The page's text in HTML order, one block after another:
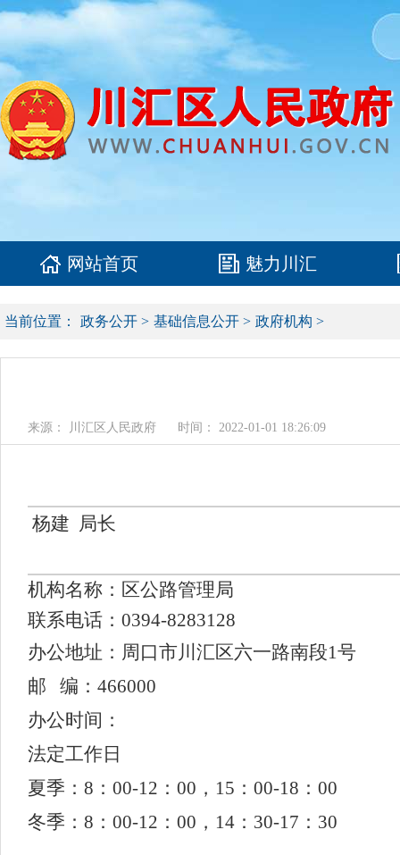
网站首页 魅力川汇
当前位置： 政务公开 > 基础信息公开 > 政府机构 >
来源： 川汇区人民政府 时间： 2022-01-01 18:26:09
杨建 局长
机构名称 ： 区公路管理局
联系电话 ：0394-8283128
办公地址：周口市川汇区六一路南段1号
邮 编：466000
办公时间：
法定工作日
夏季：8：00-12：00，15：00-18：00
冬季：8：00-12：00，14：30-17：30